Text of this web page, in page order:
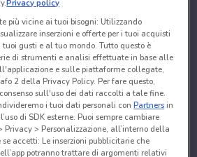
Privacy policy
più vicine ai tuoi bisogni: Utilizzando
inserzioni e offerte per i tuoi acquisti
gusti e al tuo mondo. Tutto questo è
di strumenti e analisi effettuate in base alle
e sulle piattaforme collegate,
2 della Privacy Policy. Per fare questo,
sull'uso dei dati raccolti a tale fine.
i tuoi dati personali conPartnersin
di SDK esterne. Puoi sempre cambiare
Privacy > Personalizzazione, all’interno della
se accetti: Le inserzioni pubblicitarie che
potranno trattare di argomenti relativi